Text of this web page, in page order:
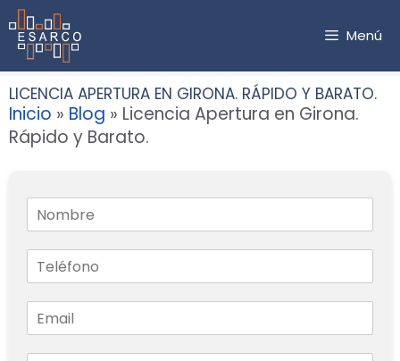
Saltar
al
contenido
Menú
LICENCIA APERTURA EN GIRONA. RÁPIDO Y BARATO.
Inicio » Blog » Licencia Apertura en Girona.
Rápido y Barato.